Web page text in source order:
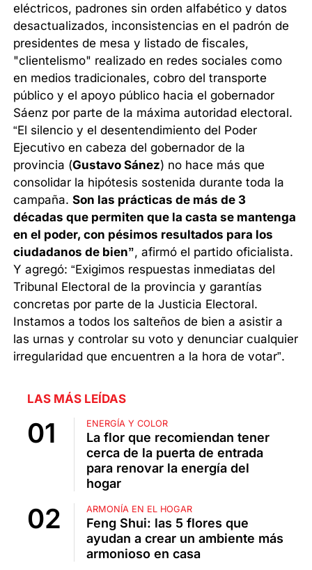
eléctricos, padrones sin orden alfabético y datos
desactualizados, inconsistencias en el padrón de
presidentes de mesa y listado de fiscales,
"clientelismo" realizado en redes sociales como
en medios tradicionales, cobro del transporte
público y el apoyo público hacia el gobernador
Sáenz por parte de la máxima autoridad electoral.
“El silencio y el desentendimiento del Poder
Ejecutivo en cabeza del gobernador de la
provincia (Gustavo Sánez) no hace más que
consolidar la hipótesis sostenida durante toda la
campaña.Son las prácticas de más de 3
décadas que permiten que la casta se mantenga
en el poder, con pésimos resultados para los
ciudadanos de bien”, afirmó el partido oficialista.
Y agregó: “Exigimos respuestas inmediatas del
Tribunal Electoral de la provincia y garantías
concretas por parte de la Justicia Electoral.
Instamos a todos los salteños de bien a asistir a
las urnas y controlar su voto y denunciar cualquier
irregularidad que encuentren a la hora de votar”.
LAS MÁS LEÍDAS
ENERGÍA Y COLOR
La flor que recomiendan tener
cerca de la puerta de entrada
para renovar la energía del
hogar
ARMONÍA EN EL HOGAR
Feng Shui: las 5 flores que
ayudan a crear un ambiente más
armonioso en casa